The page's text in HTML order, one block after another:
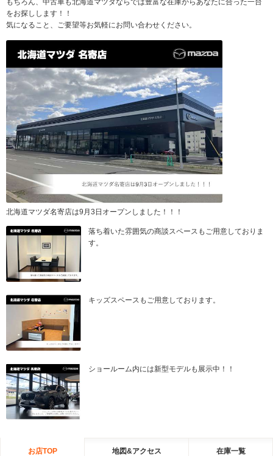
もちろん、中古車も北海道マツダならでは豊富な在庫からあなたに合った一台
をお探しします！！
気になること、ご要望等お気軽にお問い合わせください。
北海道マツダ名寄店は9月3日オープンしました！！！
落ち着いた雰囲気の商談スペースもご用意しておりま
す。
キッズスペースもご用意しております。
ショールーム内には新型モデルも展示中！！
お店TOP 地図&アクセス 在庫一覧